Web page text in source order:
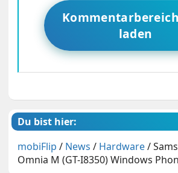
laden
Du bist hier:
mobiFlip / News / Hardware/
Omnia M (GT-I8350) Windows